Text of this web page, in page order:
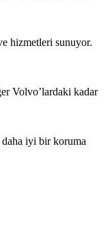
hizmetleri sunuyor.
Volvo’lardaki kadar
daha iyi bir koruma